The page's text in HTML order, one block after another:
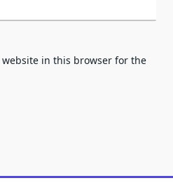
website in this browser for the